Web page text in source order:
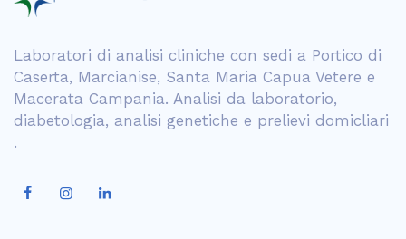
Laboratori di analisi cliniche con sedi a Portico di
Caserta, Marcianise, Santa Maria Capua Vetere e
Macerata Campania. Analisi da laboratorio,
diabetologia, analisi genetiche e prelievi domicliari
.